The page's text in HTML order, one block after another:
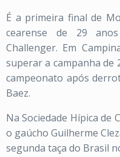
É a primeira final de
cearense de 29
Challenger. Em
superar a campanha de
campeonato após
Baez.
Na Sociedade Hípica
o gaúcho Guilherme
segunda taça do Brasil